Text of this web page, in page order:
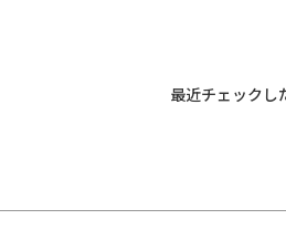
最近チェックし